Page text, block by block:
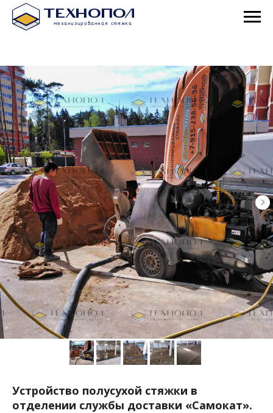
Устройство полусухой стяжки в
отделении службы доставки «Самокат».